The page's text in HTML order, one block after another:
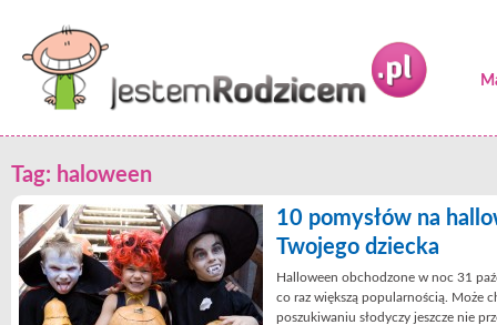
Tag: haloween
10 pomysłów na
Twojego dziecka
Halloween obchodzone w noc 31
co raz większą popularnością. Może
poszukiwaniu słodyczy jeszcze nie